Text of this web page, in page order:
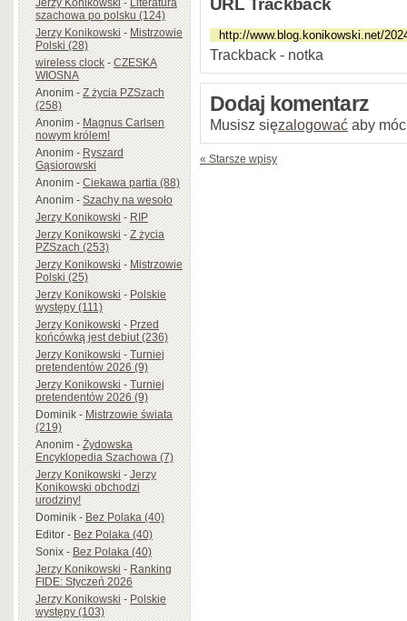
Jerzy Konikowski-Literatura
szachowa po polsku (124)
Jerzy Konikowski-Mistrzowie
Polski (28)
wireless clock-CZESKA
WIOSNA
Anonim-Z życia PZSzach
(258)
Anonim-Magnus Carlsen
nowym królem!
Anonim-Ryszard
Gąsiorowski
Anonim-Ciekawa partia (88)
Anonim-Szachy na wesoło
Jerzy Konikowski-RIP
Jerzy Konikowski-Z życia
PZSzach (253)
Jerzy Konikowski-Mistrzowie
Polski (25)
Jerzy Konikowski-Polskie
występy (111)
Jerzy Konikowski-Przed
końcówką jest debiut (236)
Jerzy Konikowski-Turniej
pretendentów 2026 (9)
Jerzy Konikowski-Turniej
pretendentów 2026 (9)
Dominik-Mistrzowie świata
(219)
Anonim-Żydowska
Encyklopedia Szachowa (7)
Jerzy Konikowski-Jerzy
Konikowski obchodzi
urodziny!
Dominik-Bez Polaka (40)
Editor-Bez Polaka (40)
Sonix-Bez Polaka (40)
Jerzy Konikowski-Ranking
FIDE: Styczeń 2026
Jerzy Konikowski-Polskie
występy (103)
URL Trackback
Trackback - notka
Dodaj komentarz
Musisz sięzalogować aby
« Starsze wpisy